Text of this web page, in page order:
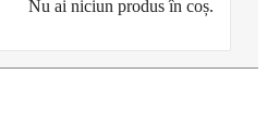
Nu ai niciun produs în coș.